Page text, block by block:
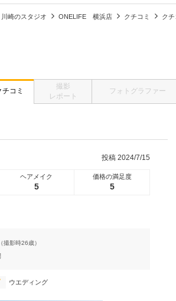
崎のスタジオ ONELIFE 横浜店 クチコミ ク
チコミ
撮影
レポート
フォトグラファー
投稿 2024/7/15
ヘアメイク
5
価格の満足度
5
影時26歳）
ウエディング